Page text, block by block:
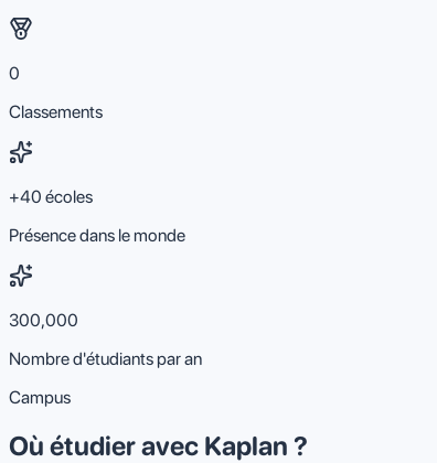
0
Classements
+40 écoles
Présence dans le monde
300,000
Nombre d'étudiants par an
Campus
Où étudier avec Kaplan ?